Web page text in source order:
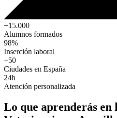
+15.000
Alumnos formados
98%
Inserción laboral
+50
Ciudades en España
24h
Atención personalizada
Lo que aprenderás